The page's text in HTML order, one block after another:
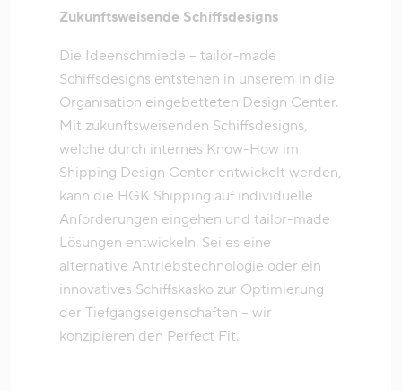
Zukunftsweisende Schiffsdesigns
Die Ideenschmiede – tailor-made
Schiffsdesigns entstehen in unserem in die
Organisation eingebetteten Design Center.
Mit zukunftsweisenden Schiffsdesigns,
welche durch internes Know-How im
Shipping Design Center entwickelt werden,
kann die HGK Shipping auf individuelle
Anforderungen eingehen und tailor-made
Lösungen entwickeln. Sei es eine
alternative Antriebstechnologie oder ein
innovatives Schiffskasko zur Optimierung
der Tiefgangseigenschaften – wir
konzipieren den Perfect Fit.